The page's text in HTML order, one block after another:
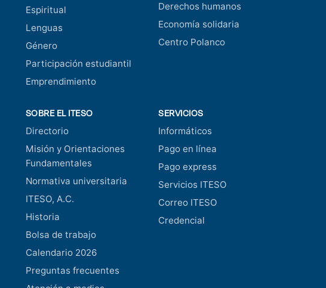
Espiritual
Lenguas
Género
Participación estudiantil
Emprendimiento
Derechos humanos
Economía solidaria
Centro Polanco
SOBRE EL ITESO
Directorio
Misión y Orientaciones
Fundamentales
Normativa universitaria
ITESO, A.C.
Historia
Bolsa de trabajo
Calendario 2026
Preguntas frecuentes
SERVICIOS
Informáticos
Pago en línea
Pago express
Servicios ITESO
Correo ITESO
Credencial